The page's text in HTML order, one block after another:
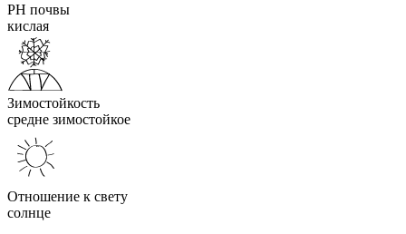
PH почвы
кислая
Зимостойкость
средне зимостойкое
Отношение к свету
солнце